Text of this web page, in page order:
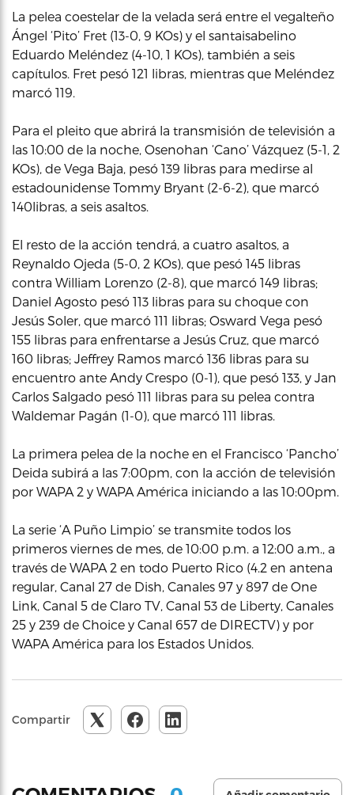
La pelea coestelar de la velada será entre el vegalteño
Ángel ‘Pito’ Fret (13-0, 9 KOs) y el santaisabelino
Eduardo Meléndez (4-10, 1 KOs), también a seis
capítulos. Fret pesó 121 libras, mientras que Meléndez
marcó 119.
Para el pleito que abrirá la transmisión de televisión a
las 10:00 de la noche, Osenohan ‘Cano’ Vázquez (5-1, 2
KOs), de Vega Baja, pesó 139 libras para medirse al
estadounidense Tommy Bryant (2-6-2), que marcó
140libras, a seis asaltos.
El resto de la acción tendrá, a cuatro asaltos, a
Reynaldo Ojeda (5-0, 2 KOs), que pesó 145 libras
contra William Lorenzo (2-8), que marcó 149 libras;
Daniel Agosto pesó 113 libras para su choque con
Jesús Soler, que marcó 111 libras; Osward Vega pesó
155 libras para enfrentarse a Jesús Cruz, que marcó
160 libras; Jeffrey Ramos marcó 136 libras para su
encuentro ante Andy Crespo (0-1), que pesó 133, y Jan
Carlos Salgado pesó 111 libras para su pelea contra
Waldemar Pagán (1-0), que marcó 111 libras.
La primera pelea de la noche en el Francisco ‘Pancho’
Deida subirá a las 7:00pm, con la acción de televisión
por WAPA 2 y WAPA América iniciando a las 10:00pm.
La serie ‘A Puño Limpio’ se transmite todos los
primeros viernes de mes, de 10:00 p.m. a 12:00 a.m., a
través de WAPA 2 en todo Puerto Rico (4.2 en antena
regular, Canal 27 de Dish, Canales 97 y 897 de One
Link, Canal 5 de Claro TV, Canal 53 de Liberty, Canales
25 y 239 de Choice y Canal 657 de DIRECTV) y por
WAPA América para los Estados Unidos.
Compartir